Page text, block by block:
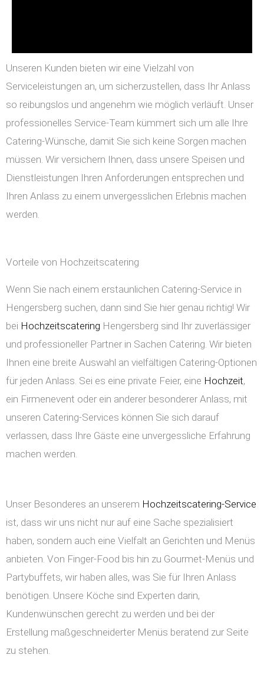
Unseren Kunden bieten wir eine Vielzahl von
Serviceleistungen an, um sicherzustellen, dass Ihr Anlass
so reibungslos und angenehm wie möglich verläuft. Unser
professionelles Service-Team kümmert sich um alle Ihre
Catering-Wünsche, damit Sie sich keine Sorgen machen
müssen. Wir versichern Ihnen, dass unsere Speisen und
Dienstleistungen Ihren Anforderungen entsprechen und
Ihren Anlass zu einem unvergesslichen Erlebnis machen
werden.
Vorteile von Hochzeitscatering
Wenn Sie nach einem erstaunlichen Catering-Service in
Hengersberg suchen, dann sind Sie hier genau richtig! Wir
bei Hochzeitscatering Hengersberg sind Ihr zuverlässiger
und professioneller Partner in Sachen Catering. Wir bieten
Ihnen eine breite Auswahl an vielfältigen Catering-Optionen
für jeden Anlass. Sei es eine private Feier, eine Hochzeit,
ein Firmenevent oder ein anderer besonderer Anlass, mit
unseren Catering-Services können Sie sich darauf
verlassen, dass Ihre Gäste eine unvergessliche Erfahrung
machen werden.
Unser Besonderes an unserem Hochzeitscatering-Service
ist, dass wir uns nicht nur auf eine Sache spezialisiert
haben, sondern auch eine Vielfalt an Gerichten und Menüs
anbieten. Von Finger-Food bis hin zu Gourmet-Menüs und
Partybuffets, wir haben alles, was Sie für Ihren Anlass
benötigen. Unsere Köche sind Experten darin,
Kundenwünschen gerecht zu werden und bei der
Erstellung maßgeschneiderter Menüs beratend zur Seite
zu stehen.